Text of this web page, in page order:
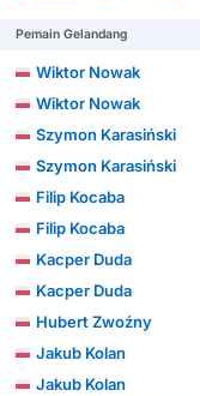
Pemain Gelandang
Wiktor Nowak
Wiktor Nowak
Szymon Karasiński
Szymon Karasiński
Filip Kocaba
Filip Kocaba
Kacper Duda
Kacper Duda
Hubert Zwoźny
Jakub Kolan
Jakub Kolan